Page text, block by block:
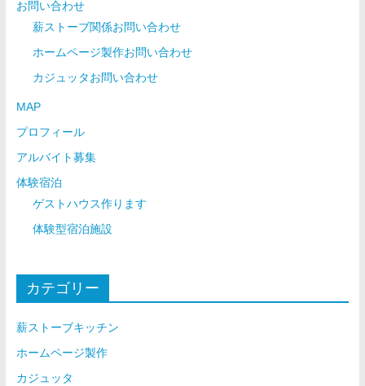
お問い合わせ
薪ストーブ関係お問い合わせ
ホームページ製作お問い合わせ
カジュッタお問い合わせ
MAP
プロフィール
アルバイト募集
体験宿泊
ゲストハウス作ります
体験型宿泊施設
カテゴリー
薪ストーブキッチン
ホームページ製作
カジュッタ